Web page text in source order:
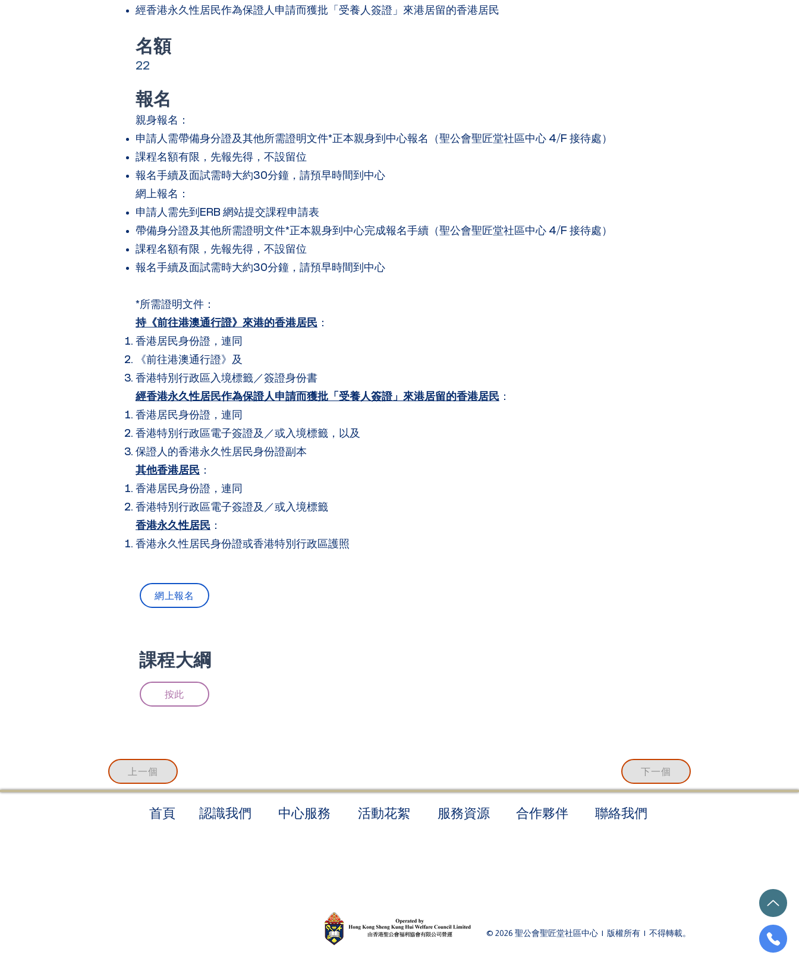
經香港永久性居民作為保證人申請而獲批「受養人簽證」來港居留的香港居民
​名額
22
報名
親身報名：
申請人需帶備身分證及其他所需證明文件*正本親身到中心報名（聖公會聖匠堂社區中心 4/F 接待處）
課程名額有限，先報先得，不設留位
報名手續及面試需時大約30分鐘，請預早時間到中心
網上報名：
申請人需先到ERB 網站提交課程申請表
帶備身分證及其他所需證明文件*正本親身到中心完成報名手續（聖公會聖匠堂社區中心 4/F 接待處）
課程名額有限，先報先得，不設留位
報名手續及面試需時大約30分鐘，請預早時間到中心
*所需證明文件：
持《前往港澳通行證》來港的香港居民 ：
香港居民身份證，連同
《前往港澳通行證》及
香港特別行政區入境標籤／簽證身份書
經香港永久性居民作為保證人申請而獲批「受養人簽證」來港居留的香港居民 ：
香港居民身份證，連同
香港特別行政區電子簽證及／或入境標籤，以及
保證人的香港永久性居民身份證副本
其他香港居民 ：
香港居民身份證，連同
香港特別行政區電子簽證及／或入境標籤
香港永久性居民 ：
香港永久性居民身份證或香港特別行政區護照
網上報名
​課程大綱
按此
上一個 下一個
​首頁 認識我們 中心服務 活動花絮 ​服務資源 合作夥伴 聯絡我們
© 2026 聖公會聖匠堂社區中心 | 版權所有 | 不得轉載。